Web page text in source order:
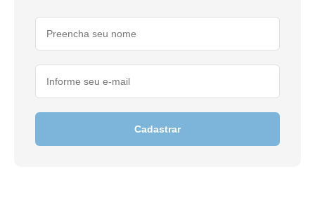
Cadastrar